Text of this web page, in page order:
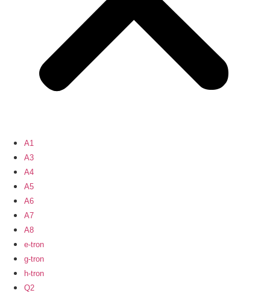
A1
A3
A4
A5
A6
A7
A8
e-tron
g-tron
h-tron
Q2